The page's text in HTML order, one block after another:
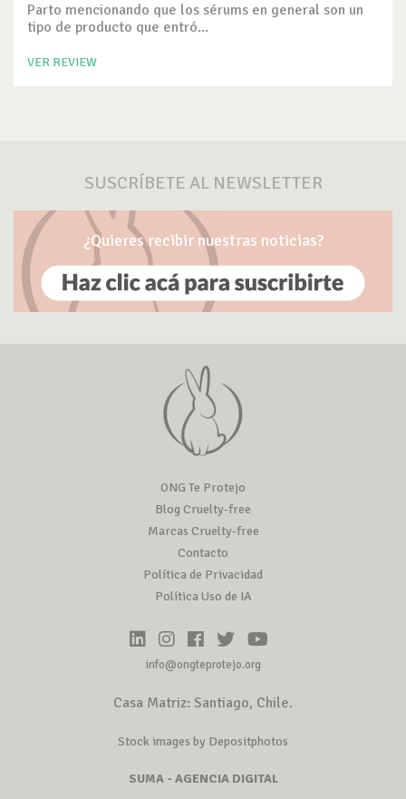
Parto mencionando que los sérums en general son un
tipo de producto que entró...
VER REVIEW
SUSCRÍBETE AL NEWSLETTER
¿Quieres recibir nuestras noticias?
ONG Te Protejo
Blog Cruelty-free
Marcas Cruelty-free
Contacto
Política de Privacidad
Política Uso de IA
info@ongteprotejo.org
Casa Matriz: Santiago, Chile.
Stock images by Depositphotos
SUMA - AGENCIA DIGITAL